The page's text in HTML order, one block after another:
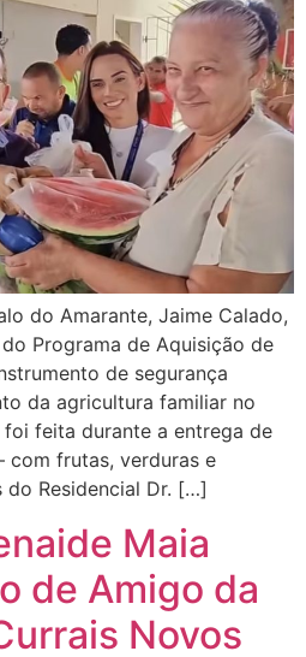
do Amarante, Jaime Calado,
Programa de Aquisição de
de segurança
da agricultura familiar no
feita durante a entrega de
frutas, verduras e
Residencial Dr. […]
Maia
de Amigo da
Novos